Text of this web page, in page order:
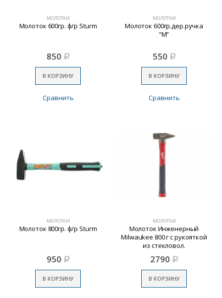
МОЛОТКИ
Молоток 600гр. ф/р Sturm
850 Р
В КОРЗИНУ
Сравнить
МОЛОТКИ
Молоток 600гр.дер.ручка
“М”
550 Р
В КОРЗИНУ
Сравнить
МОЛОТКИ
Молоток 800гр. ф/р Sturm
950 Р
В КОРЗИНУ
МОЛОТКИ
Молоток Инженерный
Milwaukee 800 г с рукояткой
из стекловол.
2790 Р
В КОРЗИНУ